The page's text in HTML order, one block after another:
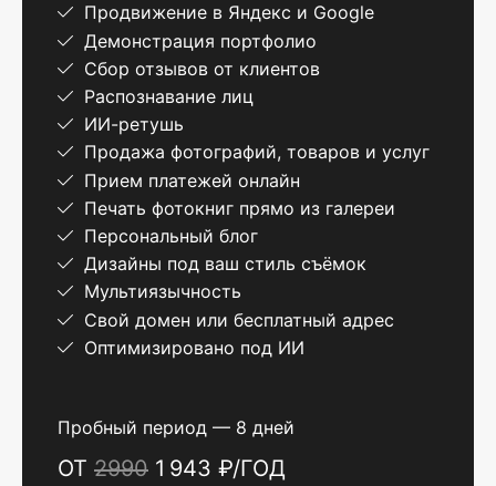
Продвижение в Яндекс и Google
Демонстрация портфолио
Сбор отзывов от клиентов
Распознавание лиц
ИИ-ретушь
Продажа фотографий, товаров и услуг
Прием платежей онлайн
Печать фотокниг прямо из галереи
Персональный блог
Дизайны под ваш стиль съёмок
Мультиязычность
Свой домен или бесплатный адрес
Оптимизировано под ИИ
Пробный период — 8 дней
ОТ 2990 1 943 ₽/ГОД